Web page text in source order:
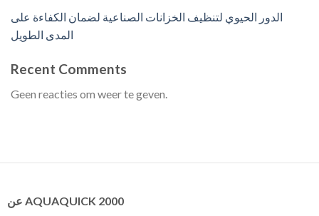
الدور الحيوي لتنظيف الخزانات الصناعية لضمان الكفاءة على
المدى الطويل
Recent Comments
Geen reacties om weer te geven.
عن AQUAQUICK 2000